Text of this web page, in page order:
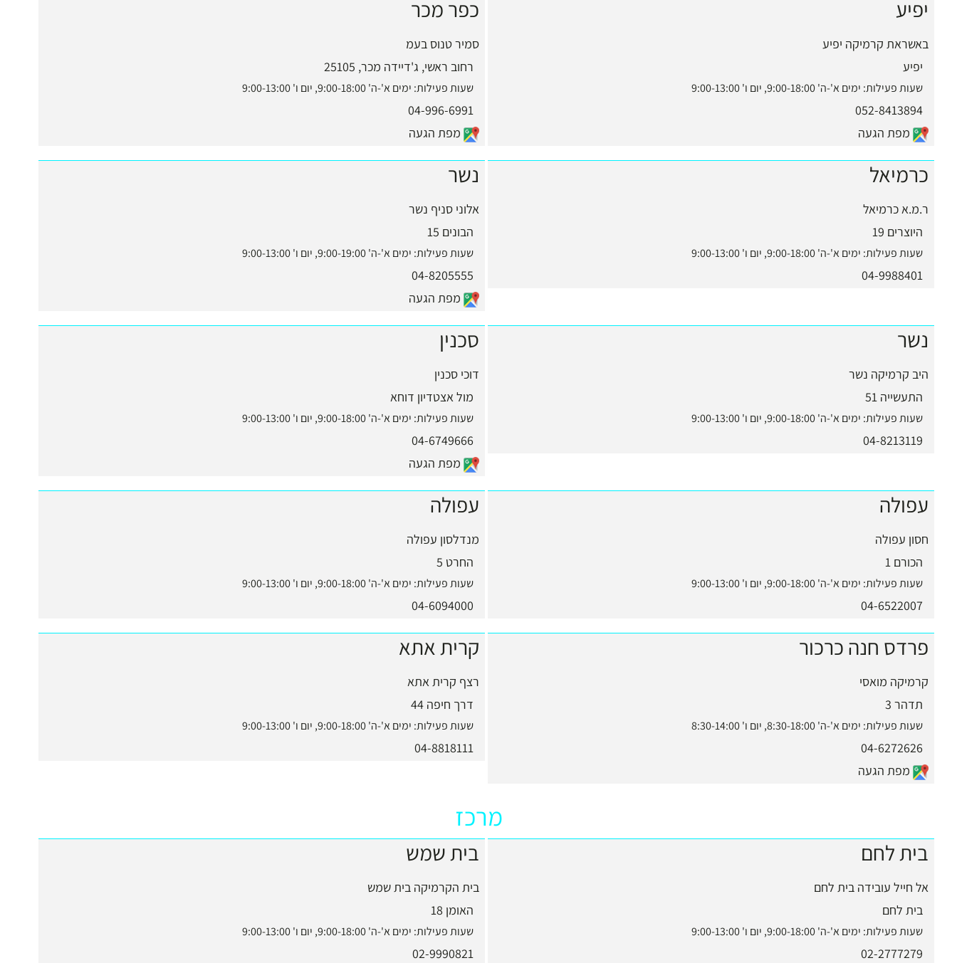
יפיע
באשראת קרמיקה יפיע
יפיע
שעות פעילות: ימים א'-ה' 9:00-18:00, יום ו' 9:00-13:00
052-8413894
מפת הגעה
כפר מכר
סמיר טנוס בעמ
רחוב ראשי, ג'דיידה מכר, 25105
שעות פעילות: ימים א'-ה' 9:00-18:00, יום ו' 9:00-13:00
04-996-6991
מפת הגעה
כרמיאל
ר.מ.א כרמיאל
היוצרים 19
שעות פעילות: ימים א'-ה' 9:00-18:00, יום ו' 9:00-13:00
04-9988401
נשר
אלוני סניף נשר
הבונים 15
שעות פעילות: ימים א'-ה' 9:00-19:00, יום ו' 9:00-13:00
04-8205555
מפת הגעה
נשר
היב קרמיקה נשר
התעשייה 51
שעות פעילות: ימים א'-ה' 9:00-18:00, יום ו' 9:00-13:00
04-8213119
סכנין
דוכי סכנין
מול אצטדיון דוחא
שעות פעילות: ימים א'-ה' 9:00-18:00, יום ו' 9:00-13:00
04-6749666
מפת הגעה
עפולה
חסון עפולה
הכורם 1
שעות פעילות: ימים א'-ה' 9:00-18:00, יום ו' 9:00-13:00
04-6522007
עפולה
מנדלסון עפולה
החרט 5
שעות פעילות: ימים א'-ה' 9:00-18:00, יום ו' 9:00-13:00
04-6094000
פרדס חנה כרכור
קרמיקה מואסי
תדהר 3
שעות פעילות: ימים א'-ה' 8:30-18:00, יום ו' 8:30-14:00
04-6272626
מפת הגעה
קרית אתא
רצף קרית אתא
דרך חיפה 44
שעות פעילות: ימים א'-ה' 9:00-18:00, יום ו' 9:00-13:00
04-8818111
מרכז
בית לחם
אל חייל עובידה בית לחם
בית לחם
שעות פעילות: ימים א'-ה' 9:00-18:00, יום ו' 9:00-13:00
02-2777279
בית שמש
בית הקרמיקה בית שמש
האומן 18
שעות פעילות: ימים א'-ה' 9:00-18:00, יום ו' 9:00-13:00
02-9990821